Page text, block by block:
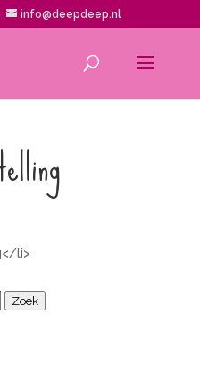
info@deepdeep.nl
li>
Zoek